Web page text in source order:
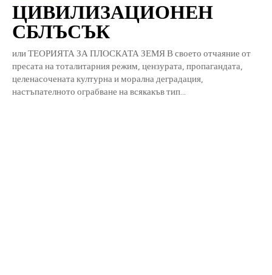
ЦИВИЛИЗАЦИОНЕН
СБЛЪСЪК
или ТЕОРИЯТА ЗА ПЛОСКАТА ЗЕМЯ В своето отчаяние от
пресата на тоталитарния режим, цензурата, пропагандата,
целенасочената културна и морална деградация,
настъпателното ограбване на всякакъв тип...